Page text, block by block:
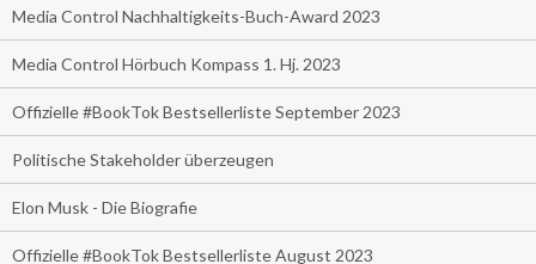
Media Control Nachhaltigkeits-Buch-Award 2023
Media Control Hörbuch Kompass 1. Hj. 2023
Offizielle #BookTok Bestsellerliste September 2023
Politische Stakeholder überzeugen
Elon Musk - Die Biografie
Offizielle #BookTok Bestsellerliste August 2023